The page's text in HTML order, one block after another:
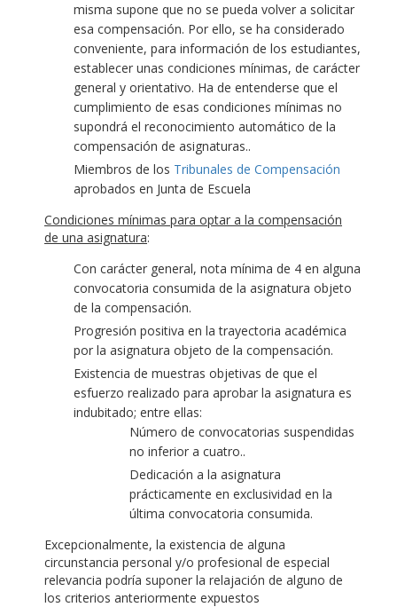
misma supone que no se pueda volver a solicitar
esa compensación. Por ello, se ha considerado
conveniente, para información de los estudiantes,
establecer unas condiciones mínimas, de carácter
general y orientativo. Ha de entenderse que el
cumplimiento de esas condiciones mínimas no
supondrá el reconocimiento automático de la
compensación de asignaturas..
Miembros de los Tribunales de Compensación
aprobados en Junta de Escuela
Condiciones mínimas para optar a la compensación
de una asignatura:
Con carácter general, nota mínima de 4 en alguna
convocatoria consumida de la asignatura objeto
de la compensación.
Progresión positiva en la trayectoria académica
por la asignatura objeto de la compensación.
Existencia de muestras objetivas de que el
esfuerzo realizado para aprobar la asignatura es
indubitado; entre ellas:
Número de convocatorias suspendidas
no inferior a cuatro..
Dedicación a la asignatura
prácticamente en exclusividad en la
última convocatoria consumida.
Excepcionalmente, la existencia de alguna
circunstancia personal y/o profesional de especial
relevancia podría suponer la relajación de alguno de
los criterios anteriormente expuestos